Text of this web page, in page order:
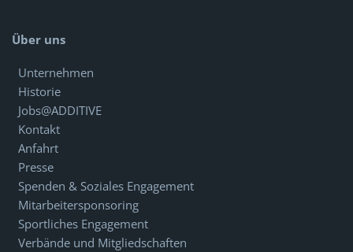
Über uns
Unternehmen
Historie
Jobs@ADDITIVE
Kontakt
Anfahrt
Presse
Spenden & Soziales Engagement
Mitarbeitersponsoring
Sportliches Engagement
Verbände und Mitgliedschaften